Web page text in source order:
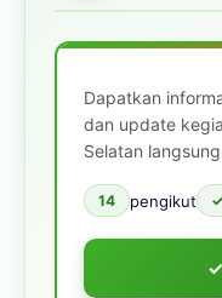
Dapatkan
dan update
Selatan
14 pengikut